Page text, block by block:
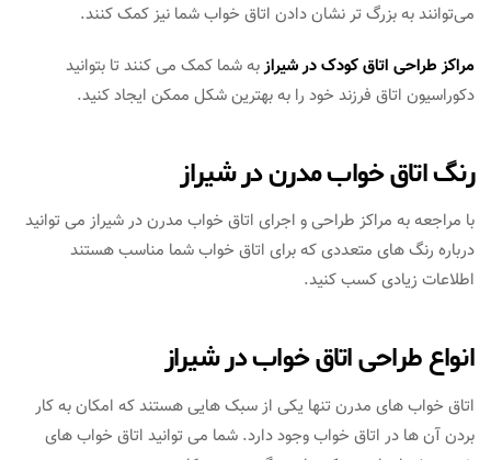
می‌توانند به بزرگ ‌تر نشان ‌دادن اتاق خواب شما نیز کمک کنند.
مراکز طراحی اتاق کودک در شیرازبه شما کمک می کنند تا بتوانید
دکوراسیون اتاق فرزند خود را به بهترین شکل ممکن ایجاد کنید.
رنگ اتاق خواب مدرن در شیراز
با مراجعه به مراکز طراحی و اجرای اتاق خواب مدرن در شیراز می توانید
درباره رنگ های متعددی که برای اتاق خواب شما مناسب هستند
اطلاعات زیادی کسب کنید.
انواع طراحی اتاق خواب در شیراز
اتاق خواب های مدرن تنها یکی از سبک هایی هستند که امکان به کار
بردن آن ها در اتاق خواب وجود دارد. شما می توانید اتاق خواب های